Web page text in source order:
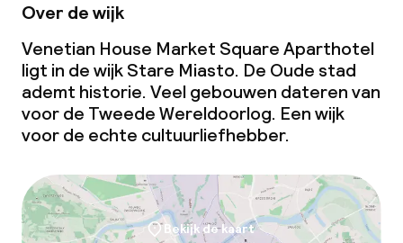
Over de wijk
Venetian House Market Square Aparthotel
ligt in de wijk Stare Miasto. De Oude stad
ademt historie. Veel gebouwen dateren van
voor de Tweede Wereldoorlog. Een wijk
voor de echte cultuurliefhebber.
Bekijk de kaart